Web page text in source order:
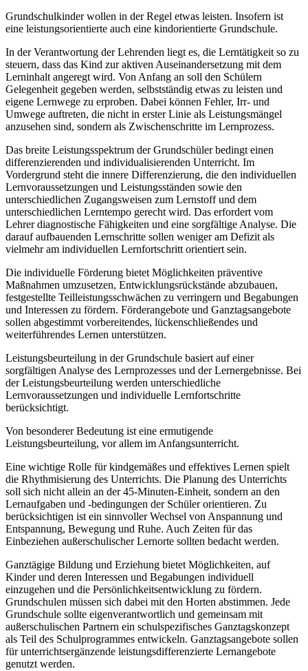
Grundschulkinder wollen in der Regel etwas leisten. Insofern ist
eine leistungsorientierte auch eine kindorientierte Grundschule.
In der Verantwortung der Lehrenden liegt es, die Lerntätigkeit so zu
steuern, dass das Kind zur aktiven Auseinandersetzung mit dem
Lerninhalt angeregt wird. Von Anfang an soll den Schülern
Gelegenheit gegeben werden, selbstständig etwas zu leisten und
eigene Lernwege zu erproben. Dabei können Fehler, Irr- und
Umwege auftreten, die nicht in erster Linie als Leistungsmängel
anzusehen sind, sondern als Zwischenschritte im Lernprozess.
Das breite Leistungsspektrum der Grundschüler bedingt einen
differenzierenden und individualisierenden Unterricht. Im
Vordergrund steht die innere Differenzierung, die den individuellen
Lernvoraussetzungen und Leistungsständen sowie den
unterschiedlichen Zugangsweisen zum Lernstoff und dem
unterschiedlichen Lerntempo gerecht wird. Das erfordert vom
Lehrer diagnostische Fähigkeiten und eine sorgfältige Analyse. Die
darauf aufbauenden Lernschritte sollen weniger am Defizit als
vielmehr am individuellen Lernfortschritt orientiert sein.
Die individuelle Förderung bietet Möglichkeiten präventive
Maßnahmen umzusetzen, Entwicklungsrückstände abzubauen,
festgestellte Teilleistungsschwächen zu verringern und Begabungen
und Interessen zu fördern. Förderangebote und Ganztagsangebote
sollen abgestimmt vorbereitendes, lückenschließendes und
weiterführendes Lernen unterstützen.
Leistungsbeurteilung in der Grundschule basiert auf einer
sorgfältigen Analyse des Lernprozesses und der Lernergebnisse. Bei
der Leistungsbeurteilung werden unterschiedliche
Lernvoraussetzungen und individuelle Lernfortschritte
berücksichtigt.
Von besonderer Bedeutung ist eine ermutigende
Leistungsbeurteilung, vor allem im Anfangsunterricht.
Eine wichtige Rolle für kindgemäßes und effektives Lernen spielt
die Rhythmisierung des Unterrichts. Die Planung des Unterrichts
soll sich nicht allein an der 45-Minuten-Einheit, sondern an den
Lernaufgaben und -bedingungen der Schüler orientieren. Zu
berücksichtigen ist ein sinnvoller Wechsel von Anspannung und
Entspannung, Bewegung und Ruhe. Auch Zeiten für das
Einbeziehen außerschulischer Lernorte sollten bedacht werden.
Ganztägige Bildung und Erziehung bietet Möglichkeiten, auf
Kinder und deren Interessen und Begabungen individuell
einzugehen und die Persönlichkeitsentwicklung zu fördern.
Grundschulen müssen sich dabei mit den Horten abstimmen. Jede
Grundschule sollte eigenverantwortlich und gemeinsam mit
außerschulischen Partnern ein schulspezifisches Ganztagskonzept
als Teil des Schulprogrammes entwickeln. Ganztagsangebote sollen
für unterrichtsergänzende leistungsdifferenzierte Lernangebote
genutzt werden.